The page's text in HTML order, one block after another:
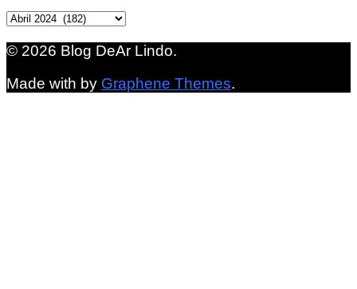
Arquivo
© 2026 Blog DeAr Lindo.
Made with by Graphene Themes.